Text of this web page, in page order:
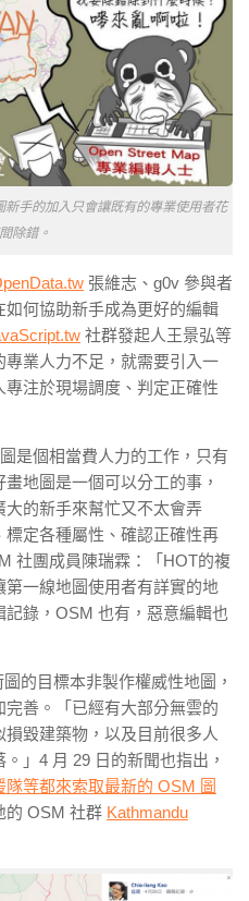
手的加入只會讓既有的專業使用者花
除錯。
張維志、g0v 參與者
何協助新手成為更好的編輯
社群發起人王景弘等
業人力不足，就需要引入一
注於現場調度、判定正確性
是個相當費人力的工作，只有
地圖是一個可以分工的事，
的新手來幫忙又不太會弄
定各種屬性、確認正確性再
社團成員陳瑞霖：「HOT的複
一線地圖使用者有詳實的地
錄，OSM 也有，惡意編輯也
的目標本非製作權威性地圖，
善。「已經有大部分無雲的
毀建築物，以及目前很多人
」4 月 29 日的新聞也指出，
等都來索取最新的 OSM 圖
的 OSM 社群 Kathmandu